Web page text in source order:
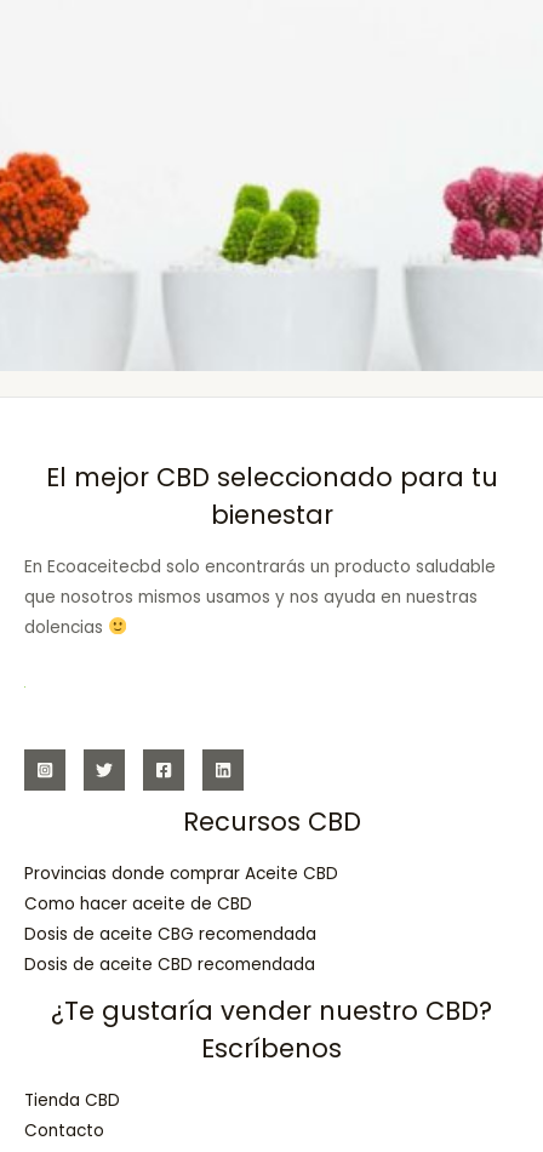
El mejor CBD seleccionado para tu
bienestar
En Ecoaceitecbd solo encontrarás un producto saludable
que nosotros mismos usamos y nos ayuda en nuestras
dolencias
Recursos CBD
Provincias donde comprar Aceite CBD
Como hacer aceite de CBD
Dosis de aceite CBG recomendada
Dosis de aceite CBD recomendada
¿Te gustaría vender nuestro CBD?
Escríbenos
Tienda CBD
Contacto